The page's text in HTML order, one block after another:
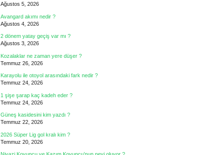
Ağustos 5, 2026
Avangard akımı nedir ?
Ağustos 4, 2026
2 dönem yatay geçiş var mı ?
Ağustos 3, 2026
Kozalaklar ne zaman yere düşer ?
Temmuz 26, 2026
Karayolu ile otoyol arasındaki fark nedir ?
Temmuz 24, 2026
1 şişe şarap kaç kadeh eder ?
Temmuz 24, 2026
Güneş kasidesini kim yazdı ?
Temmuz 22, 2026
2026 Süper Lig gol kralı kim ?
Temmuz 20, 2026